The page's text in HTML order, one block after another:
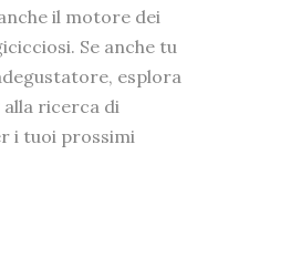
il motore dei
Se anche tu
esplora
ricerca di
i tuoi prossimi